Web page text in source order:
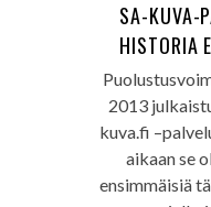
SA-KUVA-
HISTORIA
2013
kuva.fi
aikaan se
ensimmäisiä